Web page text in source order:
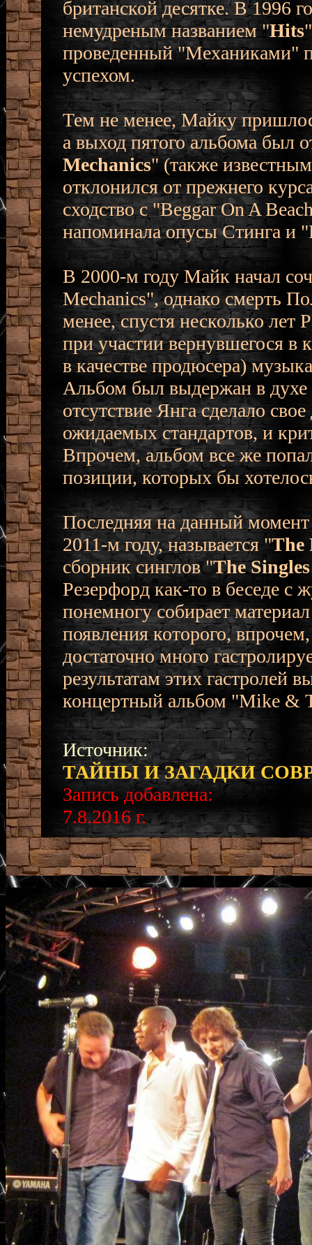
британской десятке. В 1996
немудреным названием "Hits
проведенный "Механиками"
успехом.
Тем не менее, Майку
а выход пятого альбома был
Mechanics" (также
отклонился от прежнего
сходство с "Beggar On A
напоминала опусы Стинга и
В 2000-м году Майк начал
Mechanics", однако смерть
менее, спустя несколько лет
при участии вернувшегося
в качестве продюсера)
Альбом был выдержан в духе
отсутствие Янга сделало
ожидаемых стандартов, и
Впрочем, альбом все же
позиции, которых бы
Последняя на данный
2011-м году, называется "The
сборник синглов "The
Резерфорд как-то в беседе с
понемногу собирает
появления которого,
достаточно много
результатам этих гастролей
концертный альбом "Mike &
Источник:
ТАЙНЫ И ЗАГАДКИ
Запись добавлена:
7.8.2016 г.